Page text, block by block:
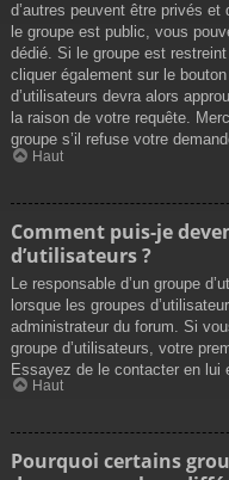
d’autres peuvent être privés
le groupe est public, vous
dédié. Si le groupe est
cliquer également sur le
d’utilisateurs devra alors
la raison de votre requête.
groupe s’il refuse votre
Haut
Comment puis-je
d’utilisateurs ?
Le responsable d’un groupe
lorsque les groupes
administrateur du forum. Si
groupe d’utilisateurs, votre
Essayez de le contacter en lui
Haut
Pourquoi certains